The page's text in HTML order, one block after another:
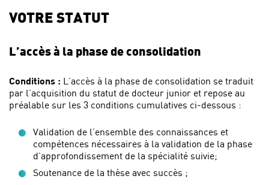
VOTRE STATUT
L’accès à la phase de consolidation
Conditions : L’accès à la phase de consolidation se traduit
par l’acquisition du statut de docteur junior et repose au
préalable sur les 3 conditions cumulatives ci-dessous :
Validation de l’ensemble des connaissances et
compétences nécessaires à la validation de la phase
d’approfondissement de la spécialité suivie;
Soutenance de la thèse avec succès ;